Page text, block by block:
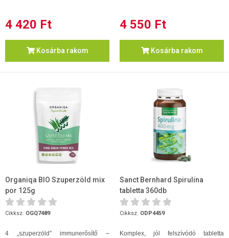
4 420 Ft
Kosárba rakom
4 550 Ft
Kosárba rakom
Organiqa BIO Szuperzöld mix
por 125g
Cikksz. OGQ7489
4 „szuperzöld” immunerősítő –
Sanct Bernhard Spirulina
tabletta 360db
Cikksz. ODP4459
Komplex, jól felszívódó tabletta